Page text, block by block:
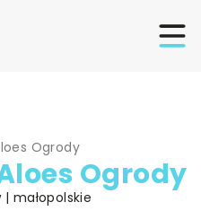
Ogrody
Ogrody
małopolskie